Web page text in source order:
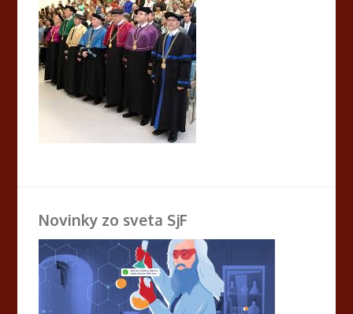
Novinky zo sveta SjF